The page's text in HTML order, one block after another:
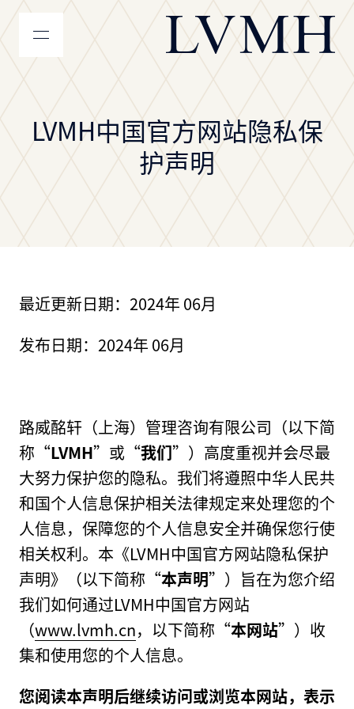
LVMH主页
LVMH中国官方网站隐私保
护声明
最近更新日期：2024年 06月
发布日期：2024年 06月
路威酩轩（上海）管理咨询有限公司（以下简
称“LVMH”或“我们”）高度重视并会尽最
大努力保护您的隐私。我们将遵照中华人民共
和国个人信息保护相关法律规定来处理您的个
人信息，保障您的个人信息安全并确保您行使
相关权利。本《LVMH中国官方网站隐私保护
声明》（以下简称“本声明”）旨在为您介绍
我们如何通过LVMH中国官方网站
（www.lvmh.cn，以下简称“本网站”）收
集和使用您的个人信息。
您阅读本声明后继续访问或浏览本网站，表示